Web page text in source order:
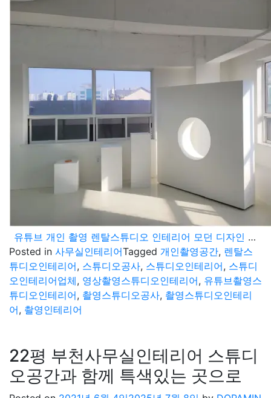
유튜브 개인 촬영 렌탈스튜디오 인테리어 모던 디자인 컨셉연출 현장
Posted in 사무실인테리어Tagged 개인촬영공간, 렌탈스
튜디오인테리어, 스튜디오공사, 스튜디오인테리어, 스튜디
오인테리어업체, 영상촬영스튜디오인테리어, 유튜브촬영스
튜디오인테리어, 촬영스튜디오공사, 촬영스튜디오인테리
어, 촬영인테리어
22평 부천사무실인테리어 스튜디
오공간과 함께 특색있는 곳으로